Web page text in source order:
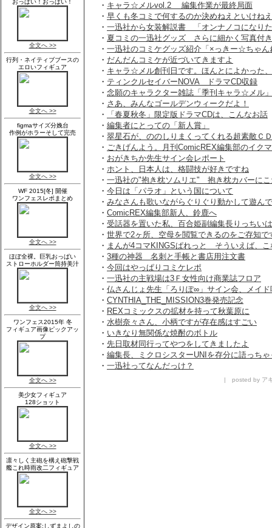
・ キャラ☆メルvol.2 編集作業が最終局面
・ 早くも冬コミで何するのか決めねえといけね
・ 一迅社から女装解説書 「オンナノコになり
・ 夏コミの一迅社グッズ さらに細かく写真付
・ 一迅社のコミケグッズ紹介「×っきー☆ちゃん
・ だんだんコミケが近づいてきますよ
・ キャラ☆メル創刊日です。ほんとによかった
・ ティンクルセイバーNOVA ドラマCD収録
・ 念願のキャラクター雑誌「季刊キャラ☆メル」
・ さあ、みんなゴールデンウィークだよ！
・
「春夏秋冬」限定版ドラマCDは、こんなお話
・ 編集者にとっての「新人賞」
・ 翠星石が、ののしりまくってくれる超素敵ＣＤ
・ ごきげんよう。月刊ComicREX編集部のイク
・ おがきちか先生サイン会レポート
・ ホント、日本人は、格闘技が好きですね
・ 一迅社の"抱き枕ソムリエ" 抱き枕カバーにこ
・ 今日は「パラオ」という国について
・ みなさんも歌いながらぐりぐり動かして遊ん
・ ComicREX編集部新人、鈴鹿へ
・ 受話器を置いた私、百合姫副編集長りっちい
・ 世界で2ヶ所、空母を閲覧できるのをご存知で
・ まんが4コマKINGSぱれっと そういえば、こ
・ 3種の神器 名刺と手帳と書店用注文書
・ 今回はやっぱりコミケレポ
・ 一迅社の主戦場は3Ｆ女性向け商業誌フロア
・ 仏さんじょ先生「ろりぽ∞」サイン会、メイド
・ CYNTHIA_THE_MISSION3巻発売記念
・ REXコミックスの拡材を持って秋葉原に
・ 水樹奈々さん、小柄ですが存在感はすごい
・ いきなり無関係な焼酎のボトル
・ 先日取材同行ってやつをしてきましたよ
・ 編集長、ミクロシスターUNIを存分に語っちゃ
・ 一迅社ってなんだっけ？
| posted by アキ